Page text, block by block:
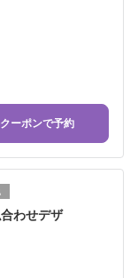
ーポンで予約
わせデザ